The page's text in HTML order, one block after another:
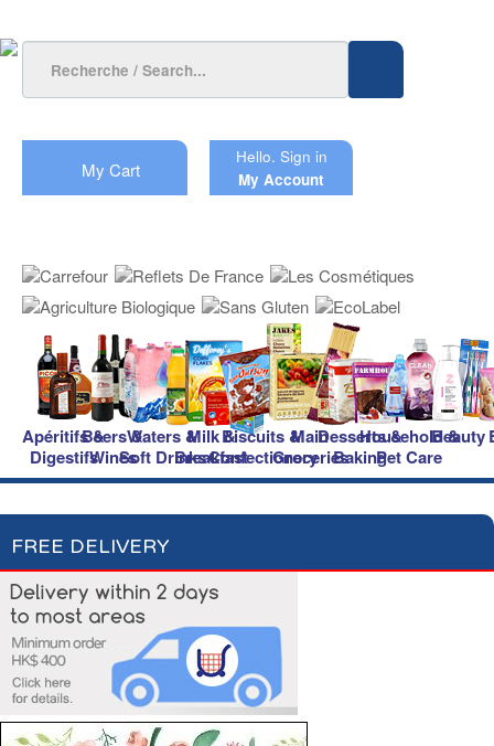
My Cart
Hello. Sign in
My Account
Apéritifs &
Digestifs
Beers &
Wines
Waters &
Soft Drinks
Milk &
Breakfast
Biscuits &
Confectionery
Main
Groceries
Desserts &
Baking
Household &
Pet Care
Beauty
FREE DELIVERY